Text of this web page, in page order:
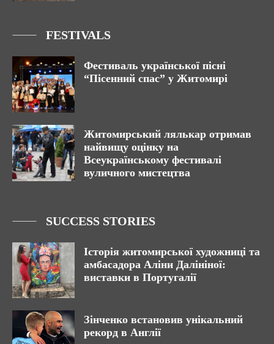
FESTIVALS
Фестиваль української пісні
“Пісенний спас” у Житомирі
Житомирський лялькар отримав
найвищу оцінку на
Всеукраїнському фестивалі
вуличного мистецтва
SUCCESS STORIES
Історія житомирської художниці та
амбасадора Аліни Далініної:
виставки в Португалії
Зінченко встановив унікальний
рекорд в Англії